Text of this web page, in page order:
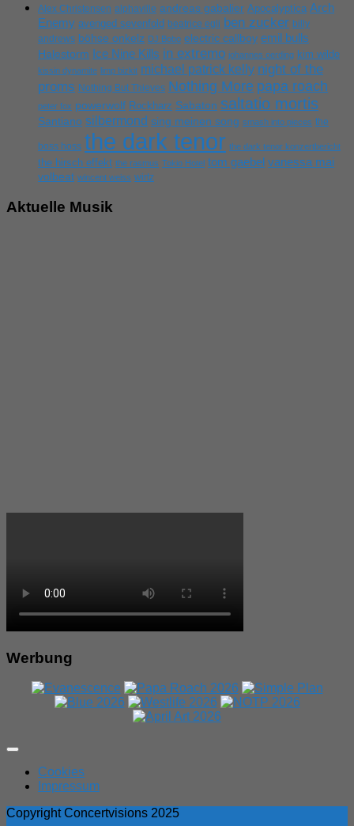
Alex Christensen alphaville andreas gabalier Apocalyptica Arch
Enemy avenged sevenfold beatrice egli ben zucker billy
andrews böhse onkelz DJ Bobo electric callboy emil bulls
Halestorm Ice Nine Kills in extremo johannes oerding kim wilde
kissin dynamite limp bizkit michael patrick kelly night of the
proms Nothing But Thieves Nothing More papa roach
peter fox powerwolf Rockharz Sabaton saltatio mortis
Santiano silbermond sing meinen song smash into pieces the
boss hoss the dark tenor the dark tenor konzertbericht
the hirsch effekt the rasmus Tokio Hotel tom gaebel vanessa mai
volbeat wincent weiss wirtz
Aktuelle Musik
Werbung
Expand
Cookies
Impressum
Copyright Concertvisions 2025